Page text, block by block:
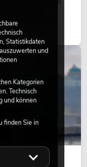
auf Bühnen, in
kein rein
eingesetztes
gibt Szenen
emotionaler
Statistikdaten
und
Kategorien
Technisch
und können
finden Sie in